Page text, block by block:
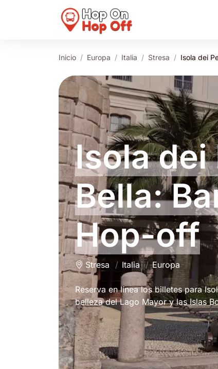
Inicio Europa Italia Stresa Isola dei
Isola dei
Bella:
Hop-off
Stresa Italia Europa
Reserva en línea los billetes para
belleza del Lago Mayor y las Islas